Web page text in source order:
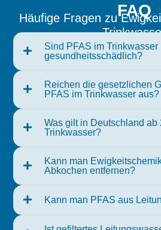
FAQ
Häufige Fragen zu
Sind PFAS im Trinkwasser
gesundheitsschädlich?
Reichen die gesetzlichen
PFAS im Trinkwasser aus?
Was gilt in Deutschland ab
Trinkwasser?
Kann man
Abkochen entfernen?
Kann man PFAS aus